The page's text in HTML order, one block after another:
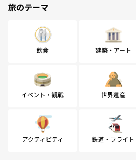
旅のテーマ
飲食 建築・アート
イベント・観戦 世界遺産
アクティビティ 鉄道・フライト